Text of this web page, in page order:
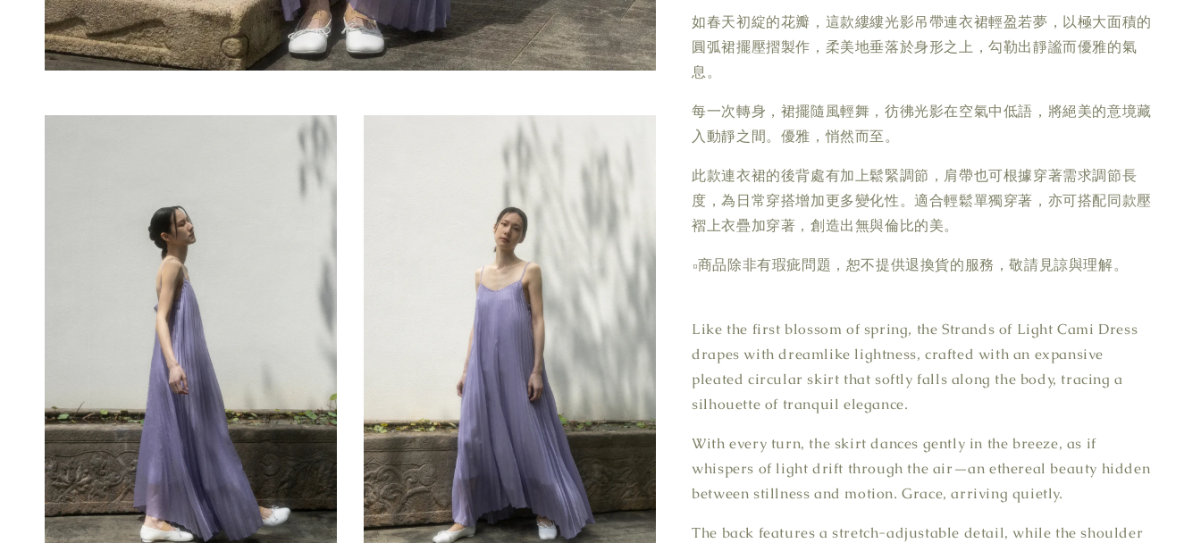
如春天初綻的花瓣，這款縷縷光影吊帶連衣裙輕盈若夢，以極大面積的
圓弧裙擺壓摺製作，柔美地垂落於身形之上，勾勒出靜謐而優雅的氣
息。
每一次轉身，裙擺隨風輕舞，彷彿光影在空氣中低語，將絕美的意境藏
入動靜之間。優雅，悄然而至。
此款連衣裙的後背處有加上鬆緊調節，肩帶也可根據穿著需求調節長
度，為日常穿搭增加更多變化性。適合輕鬆單獨穿著，亦可搭配同款壓
褶上衣疊加穿著，創造出無與倫比的美。
▫商品除非有瑕疵問題，恕不提供退換貨的服務，敬請見諒與理解。
Like the first blossom of spring, the Strands of Light Cami Dress
drapes with dreamlike lightness, crafted with an expansive
pleated circular skirt that softly falls along the body, tracing a
silhouette of tranquil elegance.
With every turn, the skirt dances gently in the breeze, as if
whispers of light drift through the air—an ethereal beauty hidden
between stillness and motion. Grace, arriving quietly.
The back features a stretch-adjustable detail, while the shoulder